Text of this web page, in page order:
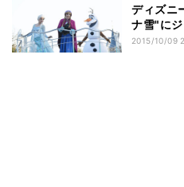
ディズニ
ナ雪"に
2015/10/09